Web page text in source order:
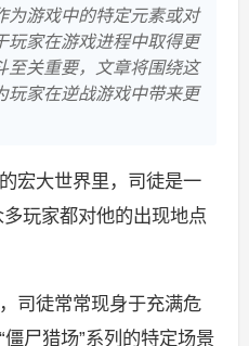
为游戏中的特定元素或对
玩家在游戏进程中取得更
至关重要，文章将围绕这
玩家在逆战游戏中带来更
宏大世界里，司徒是一
玩家都对他的出现地点
司徒常常现身于充满危
尸猎场”系列的特定场景